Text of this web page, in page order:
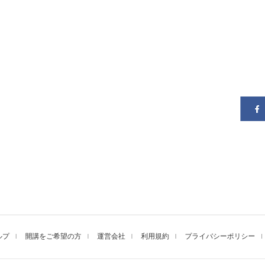
プ 開講をご希望の方 運営会社 利用規約 プライバシーポリシー